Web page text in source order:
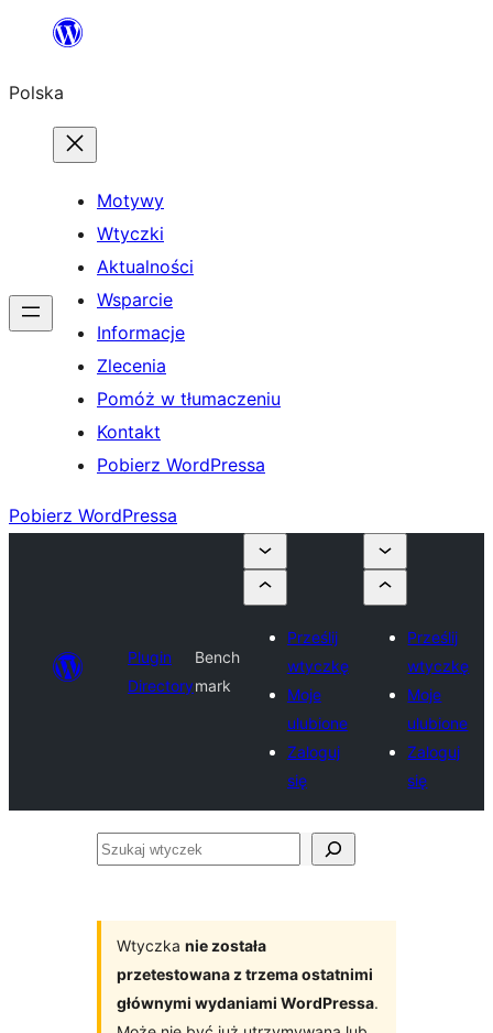
Przejdź
treści
Polska
Motywy
Wtyczki
Aktualności
Wsparcie
Informacje
Zlecenia
Pomóż w tłumaczeniu
Kontakt
Pobierz WordPressa
Pobierz WordPressa
Plugin
Directory
Bench
mark
Prześlij
wtyczkę
Moje
ulubione
Zaloguj
się
Prześlij
wtyczkę
Moje
ulubione
Zaloguj
się
Szukaj
Wtyczka nie została
przetestowana z trzema ostatnimi
głównymi wydaniami WordPressa.